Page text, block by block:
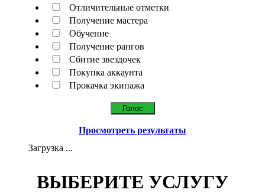
Отличительные отметки
Получение мастера
Обучение
Получение рангов
Сбитие звездочек
Покупка аккаунта
Прокачка экипажа
Просмотреть результаты
Загрузка ...
ВЫБЕРИТЕ УСЛУГУ